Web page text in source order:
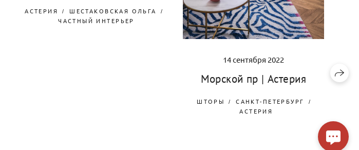
АСТЕРИЯ
ШЕСТАКОВСКАЯ ОЛЬГА
ЧАСТНЫЙ ИНТЕРЬЕР
14 сентября 2022
Морской пр | Астерия
ШТОРЫ
САНКТ-ПЕТЕРБУРГ
АСТЕРИЯ